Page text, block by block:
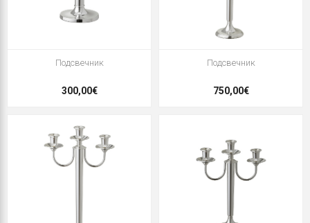
Подсвечник
300,00€
Подсвечник
750,00€